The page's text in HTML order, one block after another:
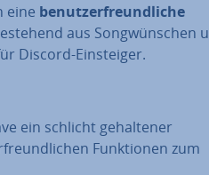
eine be­nut­zer­freund­li­che
aus Songwün­schen
Discord-Ein­stei­ger.
ein schlicht ge­hal­te­ner
Funk­tio­nen zum